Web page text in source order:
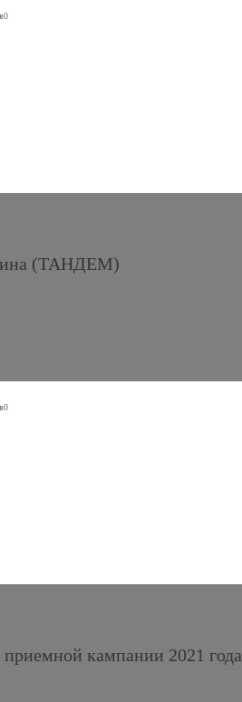
0
(ТАНДЕМ)
0
кампании 2021 года